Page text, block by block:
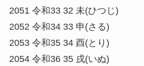
2051 令和33 32 未(ひつじ)
2052 令和34 33 申(さる)
2053 令和35 34 酉(とり)
2054 令和36 35 戌(いぬ)